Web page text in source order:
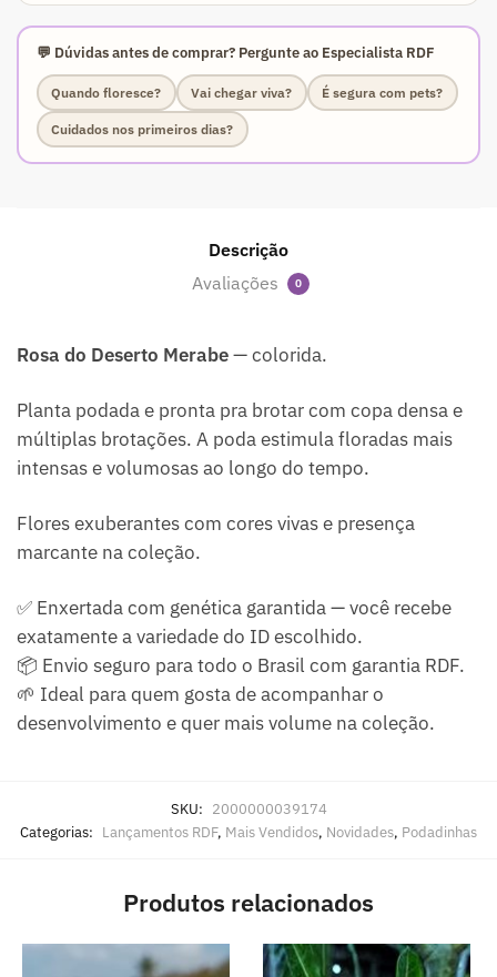
💬 Dúvidas antes de comprar? Pergunte ao Especialista RDF
Quando floresce? Vai chegar viva? É segura com pets?
Cuidados nos primeiros dias?
Descrição
Avaliações
0
Rosa do Deserto Merabe— colorida.
Planta podada e pronta pra brotar com copa densa e
múltiplas brotações. A poda estimula floradas mais
intensas e volumosas ao longo do tempo.
Flores exuberantes com cores vivas e presença
marcante na coleção.
✅ Enxertada com genética garantida — você recebe
exatamente a variedade do ID escolhido.
📦 Envio seguro para todo o Brasil com garantia RDF.
🌱 Ideal para quem gosta de acompanhar o
desenvolvimento e quer mais volume na coleção.
SKU: 2000000039174
Categorias: Lançamentos RDF, Mais Vendidos, Novidades, Podadinhas
Produtos relacionados